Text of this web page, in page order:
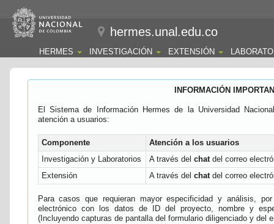
hermes.unal.edu.co
HERMES INVESTIGACIÓN EXTENSIÓN
INFORMACIÓN
El Sistema de Información Hermes de la Universidad
atención a usuarios:
Componente
Atención a los usuarios
Investigación y Laboratorios
A través del chatdel correo
Extensión
A través del chatdel correo
Para casos que requieran mayor especificidad y análisis,
electrónico con los datos de ID del proyecto, nombre y
(Incluyendo capturas de pantalla del formulario diligenciado y del